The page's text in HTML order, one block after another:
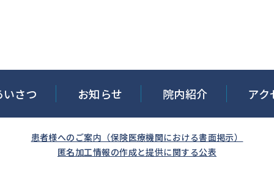
さつ お知らせ 院内紹介 アク
患者様へのご案内（保険医療機関における書面掲示）
匿名加⼯情報の作成と提供に関する公表